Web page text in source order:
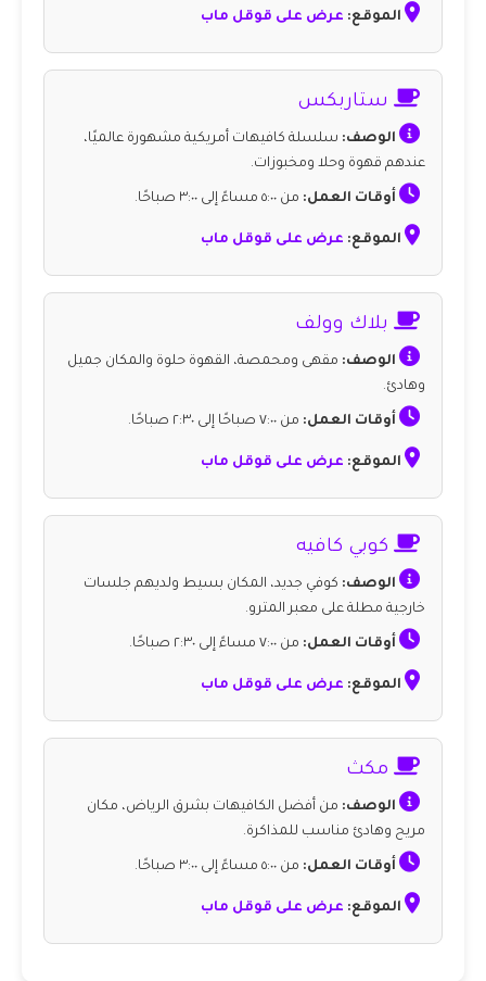
الموقع: عرض على قوقل ماب
ستاربكس
الوصف: سلسلة كافيهات أمريكية مشهورة عالميًا،
عندهم قهوة وحلا ومخبوزات.
أوقات العمل: من ٥:٠٠ مساءً إلى ٣:٠٠ صباحًا.
الموقع: عرض على قوقل ماب
بلاك وولف
الوصف: مقهى ومحمصة، القهوة حلوة والمكان جميل
وهادئ.
أوقات العمل: من ٧:٠٠ صباحًا إلى ٢:٣٠ صباحًا.
الموقع: عرض على قوقل ماب
كوبي كافيه
الوصف: كوفي جديد، المكان بسيط ولديهم جلسات
خارجية مطلة على معبر المترو.
أوقات العمل: من ٧:٠٠ مساءً إلى ٢:٣٠ صباحًا.
الموقع: عرض على قوقل ماب
مكث
الوصف: من أفضل الكافيهات بشرق الرياض، مكان
مريح وهادئ مناسب للمذاكرة.
أوقات العمل: من ٥:٠٠ مساءً إلى ٣:٠٠ صباحًا.
الموقع: عرض على قوقل ماب